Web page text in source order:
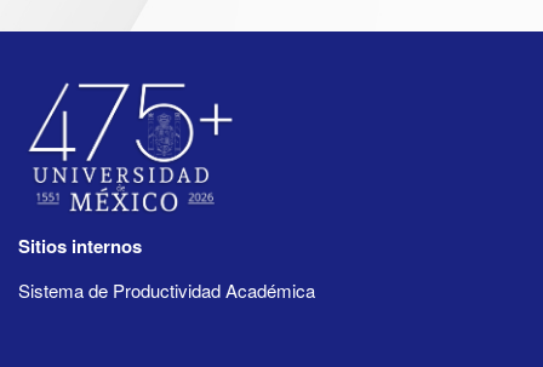
Sitios internos
Sistema de Productividad Académica